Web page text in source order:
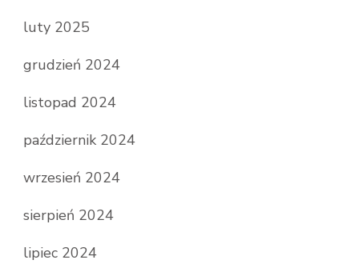
luty 2025
grudzień 2024
listopad 2024
październik 2024
wrzesień 2024
sierpień 2024
lipiec 2024